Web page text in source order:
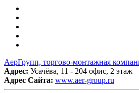
АерГрупп, торгово-монтажная
Адрес: Усачёва, 11 - 204 офис, 2 этаж
Адрес Сайта: www.aer-group.ru